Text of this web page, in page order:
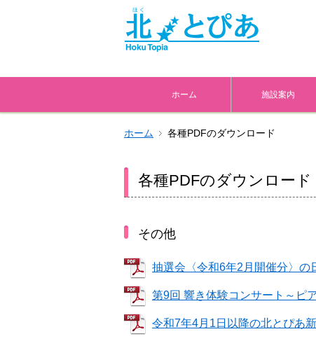
ホーム 施設案内
ホーム 各種PDFのダウンロード
各種PDFのダウンロード
その他
抽選会〈令和6年2月開催分〉の
第9回 響き体験コンサート～ピ
令和7年4月1日以降の北とぴあ